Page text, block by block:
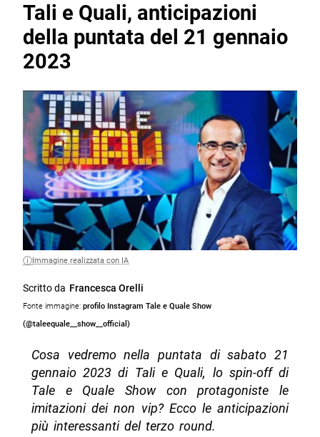
Tali e Quali, anticipazioni
della puntata del 21 gennaio
2023
Immagine realizzata con IA
Scritto da Francesca Orelli
Fonte immagine: profilo Instagram Tale e Quale Show
(@taleequale__show__official)
Cosa vedremo nella puntata di sabato 21
gennaio 2023 di Tali e Quali, lo spin-off di
Tale e Quale Show con protagoniste le
imitazioni dei non vip? Ecco le anticipazioni
più interessanti del terzo round.